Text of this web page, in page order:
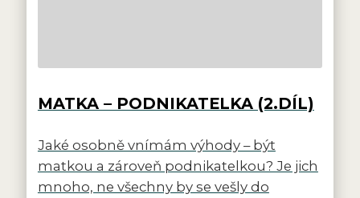
MATKA – PODNIKATELKA (2.DÍL)
Jaké osobně vnímám výhody – být
matkou a zároveň podnikatelkou? Je jich
mnoho, ne všechny by se vešly do